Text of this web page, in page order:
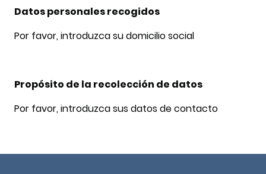
Datos personales recogidos
Por favor, introduzca su domicilio social
Propósito de la recolección de datos
Por favor, introduzca sus datos de contacto